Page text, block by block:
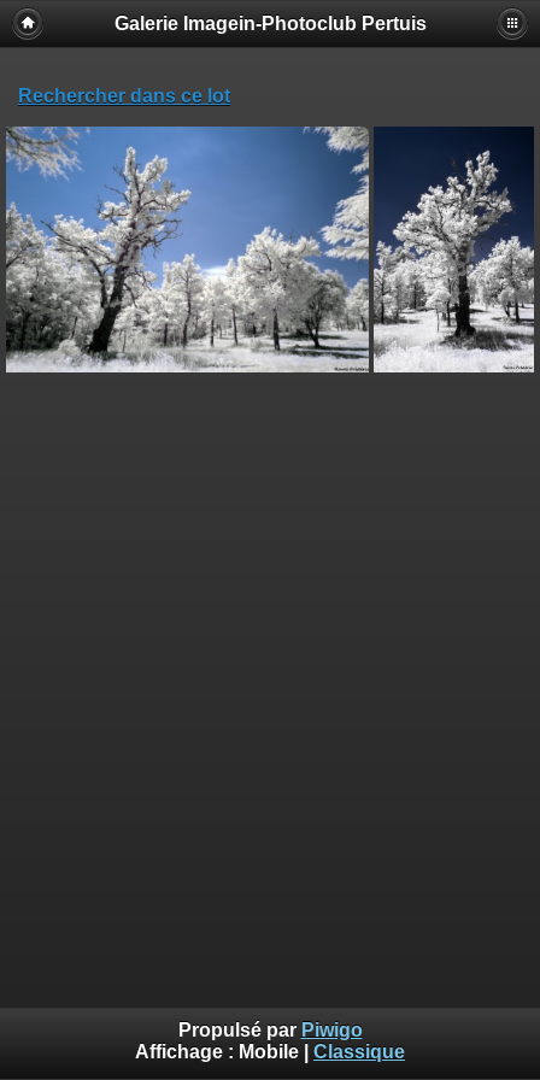
Galerie Imagein-Photoclub Pertuis
Rechercher dans ce lot
Propulsé par Piwigo
Affichage : Mobile Classique